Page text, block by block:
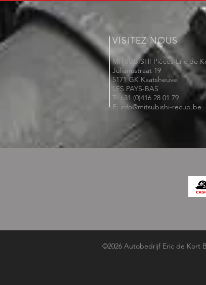
VISITEZ NOUS
MITSUBISHI Pièces Eric de
Julianastraat 19
5171 GK Kaatsheuvel
LES PAYS-BAS
T: +31 (0)416 28 01 79
E: info@mitsubishi-recup.be
©2026 Autobedrijf Eric de Kort